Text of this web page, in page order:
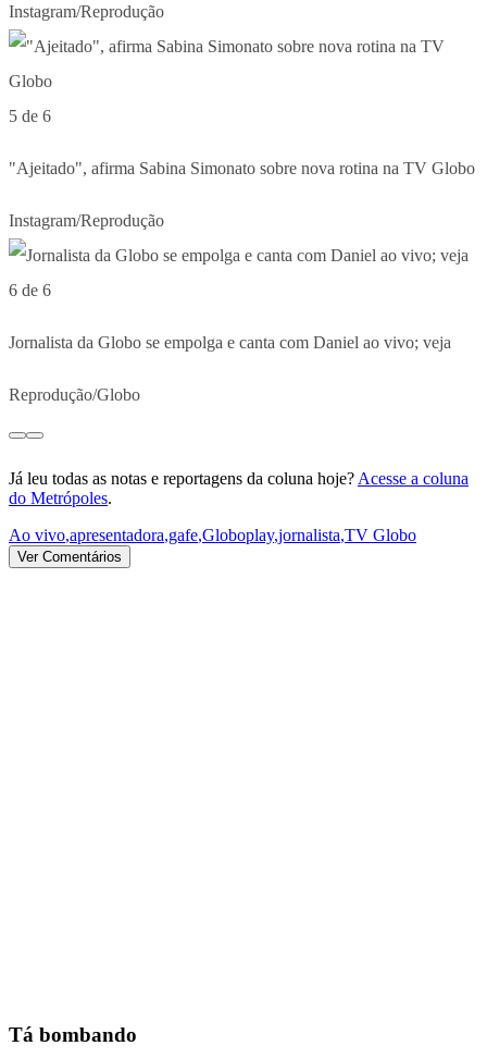
Instagram/Reprodução
5 de 6
"Ajeitado", afirma Sabina Simonato sobre nova rotina na TV Globo
Instagram/Reprodução
6 de 6
Jornalista da Globo se empolga e canta com Daniel ao vivo; veja
Reprodução/Globo
Já leu todas as notas e reportagens da coluna hoje? Acesse a coluna
do Metrópoles.
Ao vivo,apresentadora,gafe,Globoplay,jornalista,TV Globo
Ver Comentários
Tá bombando